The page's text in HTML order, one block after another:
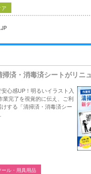
ア
掃済・消毒済シートがリニ
心感UP！明るいイラスト入
業完了を視覚的に伝え、ご利
する「清掃済・消毒済シー
ール・用具用品